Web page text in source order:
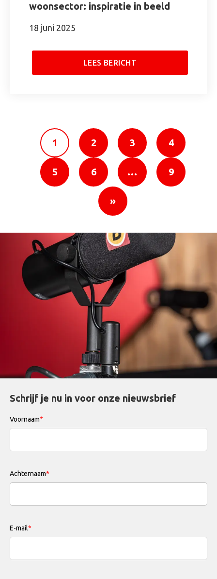
woonsector: inspiratie in beeld
18 juni 2025
LEES BERICHT
1 2 3 4
5 6 … 9
»
Schrijf je nu in voor onze nieuwsbrief
Voornaam*
Achternaam*
E-mail*